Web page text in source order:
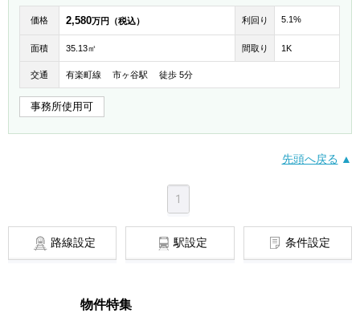
価格 2,580万円（税込） 利回り 5.1%
面積 35.13㎡ 間取り 1K
交通 有楽町線 市ヶ谷駅 徒歩 5分
事務所使用可
先頭へ戻る
1
路線設定 駅設定 条件設定
物件特集